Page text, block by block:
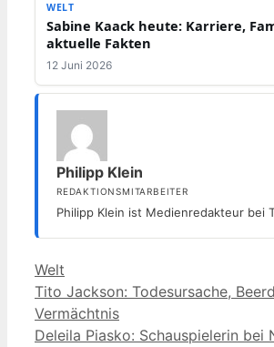
WELT
Sabine Kaack heute: Karriere,
aktuelle Fakten
12 Juni 2026
Philipp Klein
REDAKTIONSMITARBEITER
Philipp Klein ist Medienredakteur bei
Kategorien
Welt
Tito Jackson: Todesursache,
Vermächtnis
Deleila Piasko: Schauspielerin bei